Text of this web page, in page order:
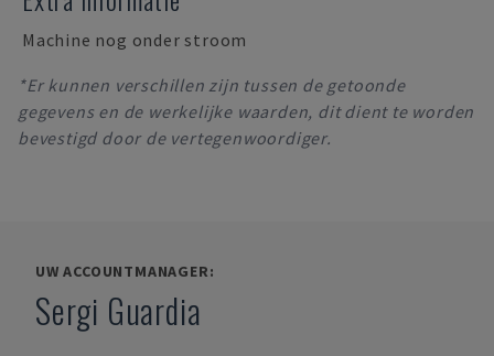
Machine nog onder stroom
*Er kunnen verschillen zijn tussen de getoonde
gegevens en de werkelijke waarden, dit dient te worden
bevestigd door de vertegenwoordiger.
UW ACCOUNTMANAGER:
Sergi Guardia